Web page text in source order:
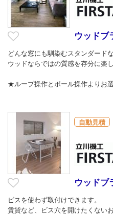
ウッドブ
どんな窓にも馴染むスタンダード
ウッドならではの質感を存分に楽
★ループ操作とポール操作よりお選
自動見積
ウッドブ
ビスを使わず取付けできます。
賃貸など、ビス穴を開けたくないお